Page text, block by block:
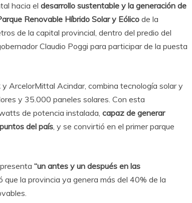
hacia el desarrollo sustentable y la generación de
Renovable Híbrido Solar y Eólico de la
de la capital provincial, dentro del predio del
Claudio Poggi para participar de la puesta
ArcelorMittal Acindar, combina tecnología solar y
y 35.000 paneles solares. Con esta
de potencia instalada, capaz de generar
del país, y se convirtió en el primer parque
“un antes y un después en las
que la provincia ya genera más del 40% de la